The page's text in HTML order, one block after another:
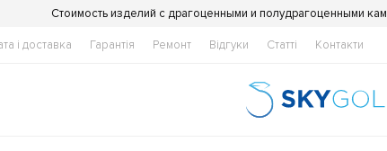
Стоимость изделий с драгоценными и полудрагоценными
і доставка Гарантія Ремонт Відгуки Статті Контакти